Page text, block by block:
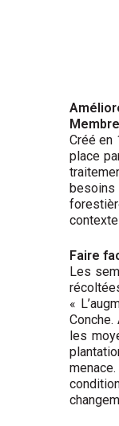
Créé en
place
besoins
Faire
Les
«
Conche.
les